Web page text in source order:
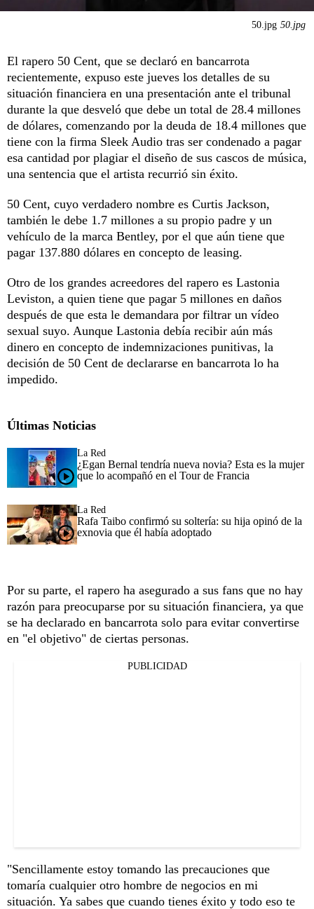
50.jpg 50.jpg
El rapero 50 Cent, que se declaró en bancarrota
recientemente, expuso este jueves los detalles de su
situación financiera en una presentación ante el tribunal
durante la que desveló que debe un total de 28.4 millones
de dólares, comenzando por la deuda de 18.4 millones que
tiene con la firma Sleek Audio tras ser condenado a pagar
esa cantidad por plagiar el diseño de sus cascos de música,
una sentencia que el artista recurrió sin éxito.
50 Cent, cuyo verdadero nombre es Curtis Jackson,
también le debe 1.7 millones a su propio padre y un
vehículo de la marca Bentley, por el que aún tiene que
pagar 137.880 dólares en concepto de leasing.
Otro de los grandes acreedores del rapero es Lastonia
Leviston, a quien tiene que pagar 5 millones en daños
después de que esta le demandara por filtrar un vídeo
sexual suyo. Aunque Lastonia debía recibir aún más
dinero en concepto de indemnizaciones punitivas, la
decisión de 50 Cent de declararse en bancarrota lo ha
impedido.
Últimas Noticias
La Red
¿Egan Bernal tendría nueva novia? Esta es la mujer
que lo acompañó en el Tour de Francia
La Red
Rafa Taibo confirmó su soltería: su hija opinó de la
exnovia que él había adoptado
Por su parte, el rapero ha asegurado a sus fans que no hay
razón para preocuparse por su situación financiera, ya que
se ha declarado en bancarrota solo para evitar convertirse
en "el objetivo" de ciertas personas.
PUBLICIDAD
"Sencillamente estoy tomando las precauciones que
tomaría cualquier otro hombre de negocios en mi
situación. Ya sabes que cuando tienes éxito y todo eso te